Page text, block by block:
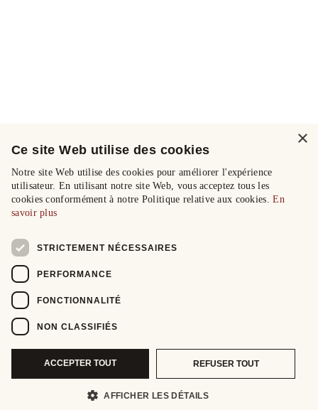
×
Ce site Web utilise des cookies
Notre site Web utilise des cookies pour améliorer l'expérience
utilisateur. En utilisant notre site Web, vous acceptez tous les
cookies conformément à notre Politique relative aux cookies.En
savoir plus
STRICTEMENT NÉCESSAIRES
PERFORMANCE
FONCTIONNALITÉ
NON CLASSIFIÉS
ACCEPTER TOUT REFUSER TOUT
AFFICHER LES DÉTAILS